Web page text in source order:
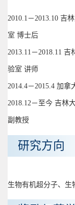
2010.1－2013.10 吉
室 博士后
2013.11－2018.11
验室 讲师
2014.4－2015.4 加
2018.12－至今 吉林
副教授
研究方向
生物有机超分子、生